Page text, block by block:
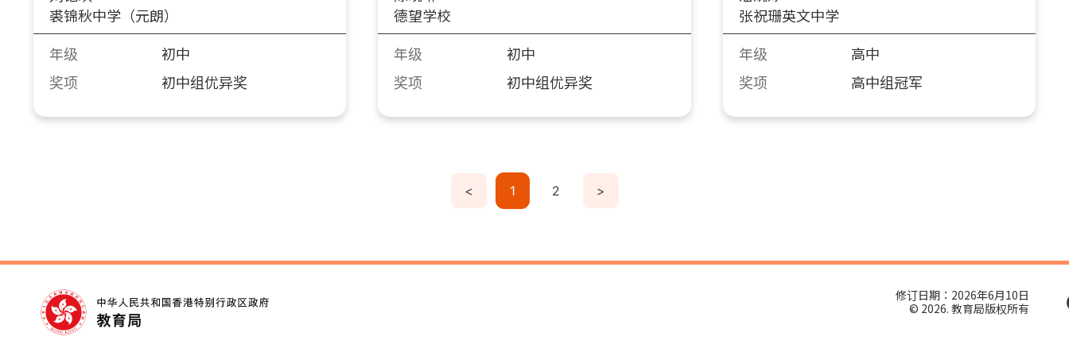
裘锦秋中学（元朗）
年级
初中
奖项
初中组优异奖
德望学校
年级
初中
奖项
初中组优异奖
张祝珊英文中学
年级
高中
奖项
高中组冠军
< 1 2 >
修订日期：2026年6月10日
© 2026. 教育局版权所有